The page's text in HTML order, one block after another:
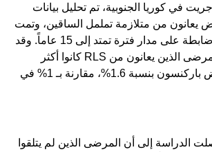
في كوريا الجنوبية، تم تحليل بيانات
مريض يعانون من متلازمة تململ الساقين، وتمت
مقارنتهم بمجموعة ضابطة على مدار فترة تمتد إلى 15 عاماً. وقد
أظهرت النتائج أن المرضى الذين يعانون من RLS كانوا أكثر
عرضة للإصابة بمرض باركنسون بنسبة 1.6%، مقارنة بـ 1% في
الدراسة إلى أن المرضى الذين لم يتلقوا